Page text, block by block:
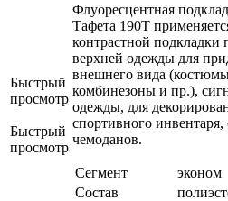
Быстрый
просмотр
Быстрый
просмотр
Флуоресцентная
Тафета 190Т
контрастной
верхней одежды для
внешнего вида
комбинезоны и пр.),
одежды, для
спортивного инвентаря,
чемоданов.
Сегмент
эконом
Состав